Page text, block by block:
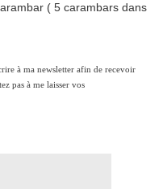
( 5 carambars dans
à ma newsletter afin de recevoir
pas à me laisser vos